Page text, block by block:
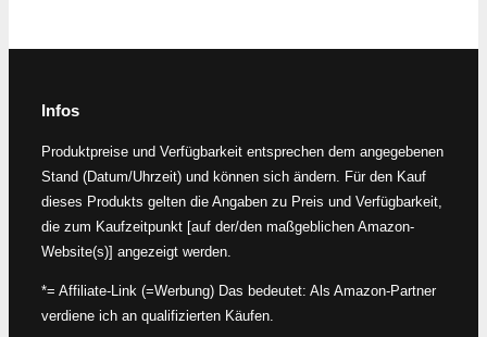
Infos
Produktpreise und Verfügbarkeit entsprechen dem angegebenen
Stand (Datum/Uhrzeit) und können sich ändern. Für den Kauf
dieses Produkts gelten die Angaben zu Preis und Verfügbarkeit,
die zum Kaufzeitpunkt [auf der/den maßgeblichen Amazon-
Website(s)] angezeigt werden.
*= Affiliate-Link (=Werbung) Das bedeutet: Als Amazon-Partner
verdiene ich an qualifizierten Käufen.